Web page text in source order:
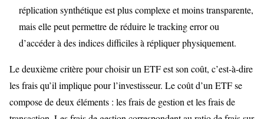
réplication synthétique est plus complexe et moins transparente,
mais elle peut permettre de réduire le tracking error ou
d’accéder à des indices difficiles à répliquer physiquement.
Le deuxième critère pour choisir un ETF est son coût, c’est-à-dire
les frais qu’il implique pour l’investisseur. Le coût d’un ETF se
compose de deux éléments : les frais de gestion et les frais de